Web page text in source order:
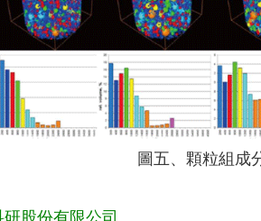
圖五、顆粒組成
股份有限公司